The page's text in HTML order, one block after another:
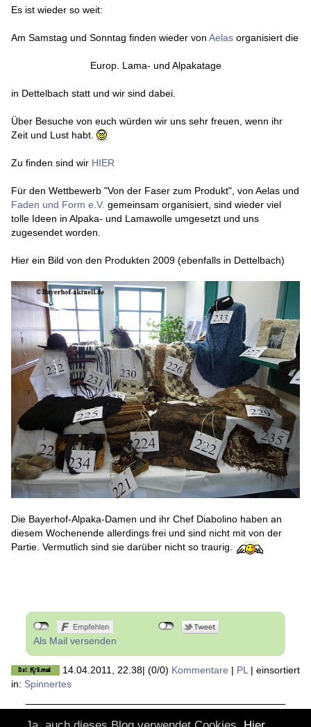
Es ist wieder so weit:
Am Samstag und Sonntag finden wieder von Aelas organisiert die
Europ. Lama- und Alpakatage
in Dettelbach statt und wir sind dabei.
Über Besuche von euch würden wir uns sehr freuen, wenn ihr
Zeit und Lust habt.
Zu finden sind wir HIER
Für den Wettbewerb "Von der Faser zum Produkt", von Aelas und
Faden und Form e.V. gemeinsam organisiert, sind wieder viel
tolle Ideen in Alpaka- und Lamawolle umgesetzt und uns
zugesendet worden.
Hier ein Bild von den Produkten 2009 (ebenfalls in Dettelbach)
Die Bayerhof-Alpaka-Damen und ihr Chef Diabolino haben an
diesem Wochenende allerdings frei und sind nicht mit von der
Partie. Vermutlich sind sie darüber nicht so traurig.
Als Mail versenden
14.04.2011, 22.38| (0/0) Kommentare | PL | einsortiert
in: Spinnertes